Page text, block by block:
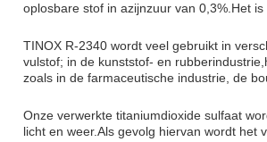
oplosbare stof in azijnzuur van 0,3%.Het
TINOX R-2340 wordt veel gebruikt in
vulstof; in de kunststof- en
zoals in de farmaceutische industrie, de
Onze verwerkte titaniumdioxide sulfaat
licht en weer.Als gevolg hiervan wordt het